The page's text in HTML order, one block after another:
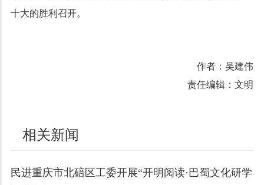
十大的胜利召开。
作者：吴建伟
责任编辑：文明
相关新闻
民进重庆市北碚区工委开展“开明阅读·巴蜀文化研学